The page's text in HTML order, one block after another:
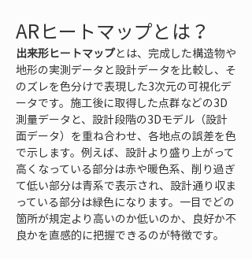
ARヒートマップとは？
出来形ヒートマップとは、完成した構造物や
地形の実測データと設計データを比較し、そ
のズレを色分けで表現した3次元の可視化デ
ータです。施工後に取得した点群などの3D
測量データと、設計段階の3Dモデル（設計
面データ）を重ね合わせ、各地点の誤差を色
で示します。例えば、設計より盛り上がって
高くなっている部分は赤や暖色系、削り過ぎ
て低い部分は青系で表示され、設計通り収ま
っている部分は緑色になります。一目でどの
箇所が規定より高いのか低いのか、良好か不
良かを直感的に把握できるのが特徴です。